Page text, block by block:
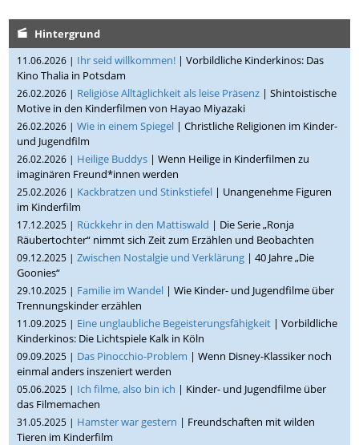
Hintergrund
11.06.2026 | Ihr seid willkommen! | Vorbildliche Kinderkinos: Das
Kino Thalia in Potsdam
26.02.2026 | Religiöse Alltäglichkeit als leise Präsenz | Shintoistische
Motive in den Kinderfilmen von Hayao Miyazaki
26.02.2026 |Wie in einem Spiegel | Christliche Religionen im Kinder-
und Jugendfilm
26.02.2026 | Heilige Buddys | Wenn Heilige in Kinderfilmen zu
imaginären Freund*innen werden
25.02.2026 | Kackbratzen und Stinkstiefel | Unangenehme Figuren
im Kinderfilm
17.12.2025 | Rückkehr in den Mattiswald | Die Serie „Ronja
Räubertochter“ nimmt sich Zeit zum Erzählen und Beobachten
09.12.2025 |Zwischen Nostalgie und Verklärung | 40 Jahre „Die
Goonies“
29.10.2025 | Familie im Wandel | Wie Kinder- und Jugendfilme über
Trennungskinder erzählen
11.09.2025 | Eine unglaubliche Begeisterungsfähigkeit | Vorbildliche
Kinderkinos: Die Lichtspiele Kalk in Köln
09.09.2025 | Das Pinocchio-Problem | Wenn Disney-Klassiker noch
einmal anders inszeniert werden
05.06.2025 | Ich filme, also bin ich | Kinder- und Jugendfilme über
das Filmemachen
31.05.2025 | Hamster war gestern | Freundschaften mit wilden
Tieren im Kinderfilm